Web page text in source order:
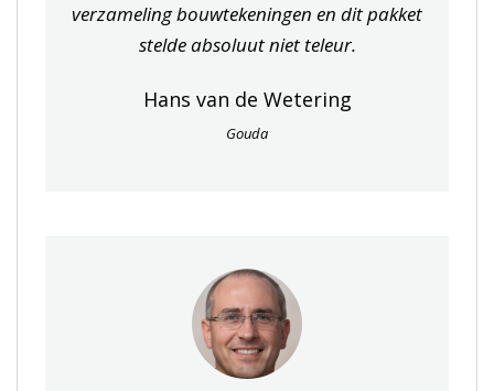
verzameling bouwtekeningen en dit pakket
stelde absoluut niet teleur.
Hans van de Wetering
Gouda